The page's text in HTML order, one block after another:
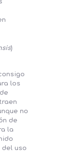
)
los
no
de
la
del uso